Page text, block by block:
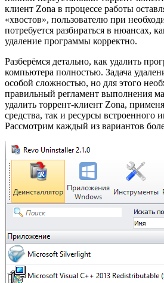
клиент Zona в процессе работы
«хвостов», пользователю при
потребуется разбираться в нюансах,
удаление программы корректно.
Разберёмся детально, как удалить
компьютера полностью. Задача
особой сложностью, но для этого
правильный регламент выполнения
удалить торрент-клиент Zona,
средства, так и ресурсы встроенного
Рассмотрим каждый из вариантов